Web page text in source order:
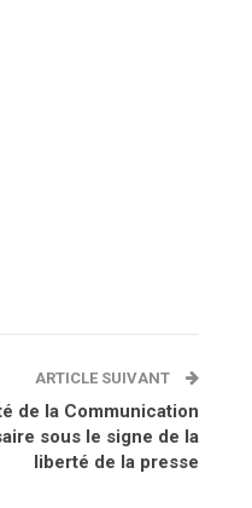
ARTICLE SUIVANT
de la Communication
sous le signe de la
liberté de la presse